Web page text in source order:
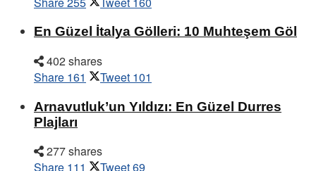
En Güzel İtalya Gölleri: 10 Muhteşem Göl
402 shares
Share 161 Tweet 101
Arnavutluk’un Yıldızı: En Güzel Durres
Plajları
277 shares
Share 111 Tweet69